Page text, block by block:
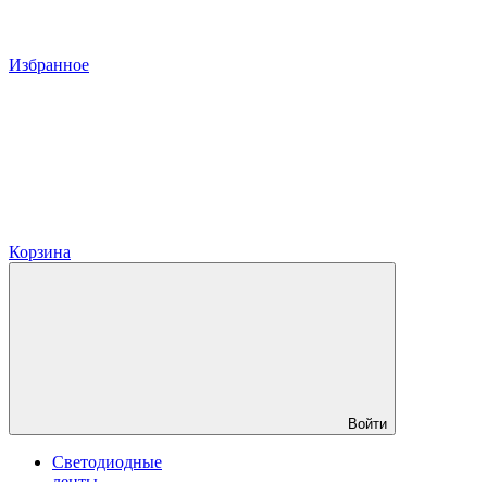
Избранное
Корзина
Войти
Светодиодные